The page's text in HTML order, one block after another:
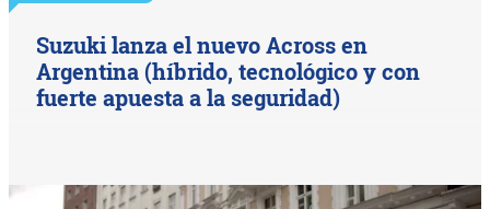
Suzuki lanza el nuevo Across en
Argentina (híbrido, tecnológico y con
fuerte apuesta a la seguridad)